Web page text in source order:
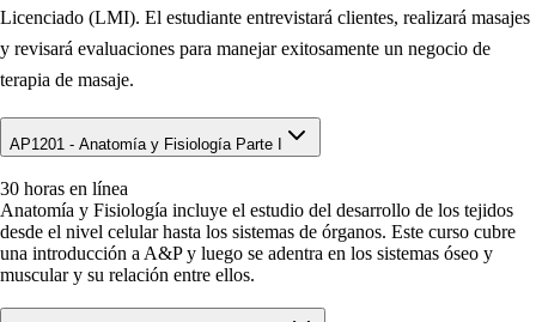
Licenciado (LMI). El estudiante entrevistará clientes, realizará masajes
y revisará evaluaciones para manejar exitosamente un negocio de
terapia de masaje.
AP1201 - Anatomía y Fisiología Parte I
30 horas en línea
Anatomía y Fisiología incluye el estudio del desarrollo de los tejidos
desde el nivel celular hasta los sistemas de órganos. Este curso cubre
una introducción a A&P y luego se adentra en los sistemas óseo y
muscular y su relación entre ellos.